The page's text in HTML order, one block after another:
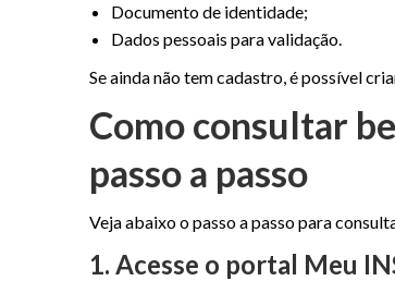
Documento de identidade;
Dados pessoais para validação.
Se ainda não tem cadastro, é possível
Como consultar
passo a passo
Veja abaixo o passo a passo para
1. Acesse o portal Meu